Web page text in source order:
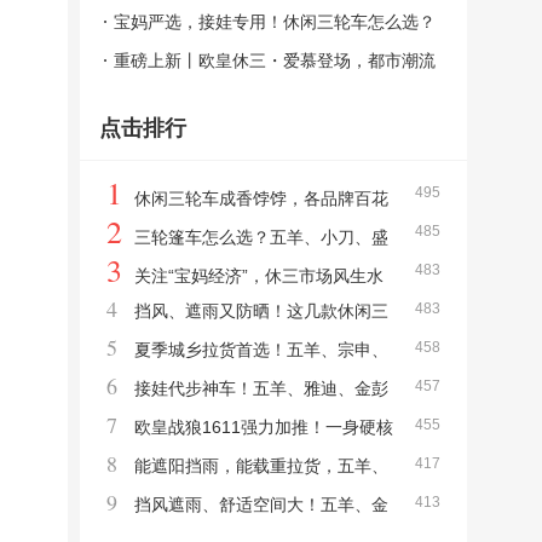
羊、雅迪、金彭新品出炉！
宝妈严选，接娃专用！休闲三轮车怎么选？
看看五羊、雅迪、爱玛这三款新车！
重磅上新丨欧皇休三・爱慕登场，都市潮流
点击排行
495
1
休闲三轮车成香饽饽，各品牌百花
齐放，五羊、雅迪、金彭新品出炉！
485
2
三轮篷车怎么选？五羊、小刀、盛
昊发布新品，成为夏日出行新选择！
483
3
关注“宝妈经济”，休三市场风生水
起，重点关注五羊、雅迪、爱玛的这三款
车！
483
4
挡风、遮雨又防晒！这几款休闲三
轮新品，好看更好用！
458
5
夏季城乡拉货首选！五羊、宗申、
金彭半篷货三年中上新，开启"爆款模式"！457
6
接娃代步神车！五羊、雅迪、金彭
三款优质休三，功能多配置全，宝妈严选！455
7
欧皇战狼1611强力加推！一身硬核
实力，重载拉货无忧！
417
8
能遮阳挡雨，能载重拉货，五羊、
金彭、淮海3款半封闭货运三轮车，拉货好帮
413
9
挡风遮雨、舒适空间大！五羊、金